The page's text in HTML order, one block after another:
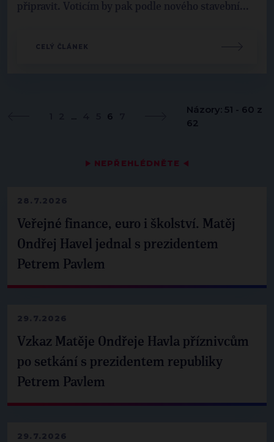
▶ NEPŘEHLÉDNĚTE ◀
28.7.2026
Veřejné finance, euro i školství. Matěj
Ondřej Havel jednal s prezidentem
Petrem Pavlem
29.7.2026
Vzkaz Matěje Ondřeje Havla příznivcům
po setkání s prezidentem republiky
Petrem Pavlem
29.7.2026
připravit. Voticím by pak podle nového stavební...
CELÝ ČLÁNEK
... 6
Názory: 51 - 60 z
62